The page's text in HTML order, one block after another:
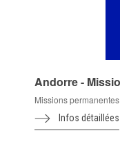
Andorre -
Missions
Infos détaillées